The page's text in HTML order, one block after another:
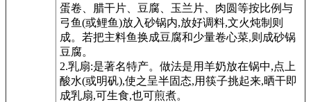
蛋卷、腊干片、豆腐、玉兰片、肉圆等按比例与
弓鱼(或鲤鱼)放入砂锅内,放好调料,文火炖制则
成。若把主料鱼换成豆腐和少量卷心菜,则成砂锅
豆腐。
2.乳扇:是著名特产。做法是用羊奶放在锅中,点上
酸水(或明矾),使之呈半固态,用筷子挑起来,晒干即
成乳扇,可生食,也可煎煮。